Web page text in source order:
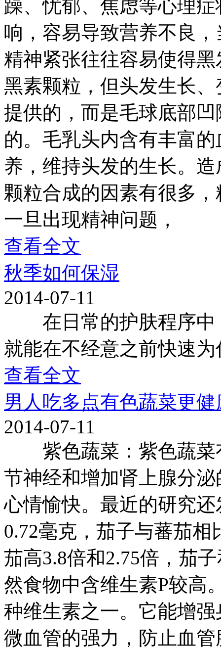
躁、忧郁、焦虑等心理
响，容易导致营养不良
精神紧张往往容易使得
黑素颗粒，但头发生长
提供的，而是毛球底部
的。毛乳头内含有丰富
养，维持头发的生长。
颗粒合成的因素有很多
一旦出现精神问题，
查看全文
秋季如何保湿
2014-07-11
在日常的护肤程序中
就能在不经意之前快速
查看全文
男人吃多点有色蔬菜更健
2014-07-11
紫色蔬菜：紫色蔬菜
节神经和增加肾上腺分
心情愉快。最近的研究
0.72毫克，茄子与蕃茄
茄高3.8倍和2.75倍，茄
然食物中含维生素P较高
种维生素之一。它能增
微血管的强力，防止血